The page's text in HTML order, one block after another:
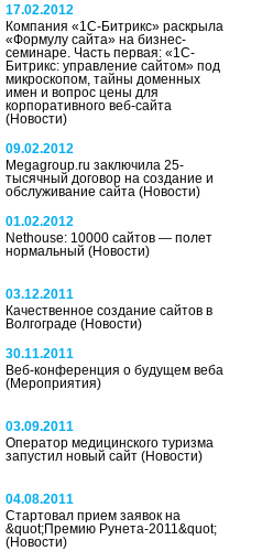
17.02.2012
Компания «1С-Битрикс» раскрыла
«Формулу сайта» на бизнес-
семинаре. Часть первая: «1С-
Битрикс: управление сайтом» под
микроскопом, тайны доменных
имен и вопрос цены для
корпоративного веб-сайта
(Новости)
09.02.2012
Megagroup.ru заключила 25-
тысячный договор на создание и
обслуживание сайта(Новости)
01.02.2012
Nethouse: 10000 сайтов — полет
нормальный(Новости)
03.12.2011
Качественное создание сайтов в
Волгограде(Новости)
30.11.2011
Веб-конференция о будущем веба
(Мероприятия)
03.09.2011
Оператор медицинского туризма
запустил новый сайт(Новости)
04.08.2011
Стартовал прием заявок на
&quot;Премию Рунета-2011&quot;
(Новости)